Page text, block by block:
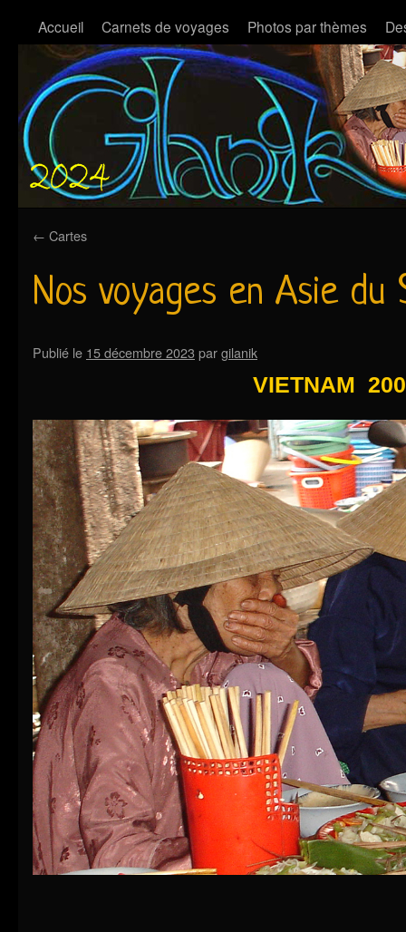
Accueil Carnets de voyages Photos par thèmes
← Cartes
Nos voyages en Asie du
Publié le 15 décembre 2023 pargilanik
VIETNAM